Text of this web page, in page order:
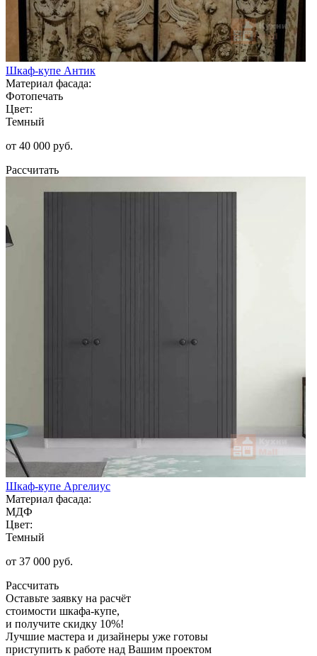
Шкаф-купе Антик
Материал фасада:
Фотопечать
Цвет:
Темный
от 40 000 руб.
Рассчитать
Шкаф-купе Аргелиус
Материал фасада:
МДФ
Цвет:
Темный
от 37 000 руб.
Рассчитать
Оставьте заявку на расчёт
стоимости шкафа-купе,
и получите скидку 10%!
Лучшие мастера и дизайнеры уже готовы
приступить к работе над Вашим проектом